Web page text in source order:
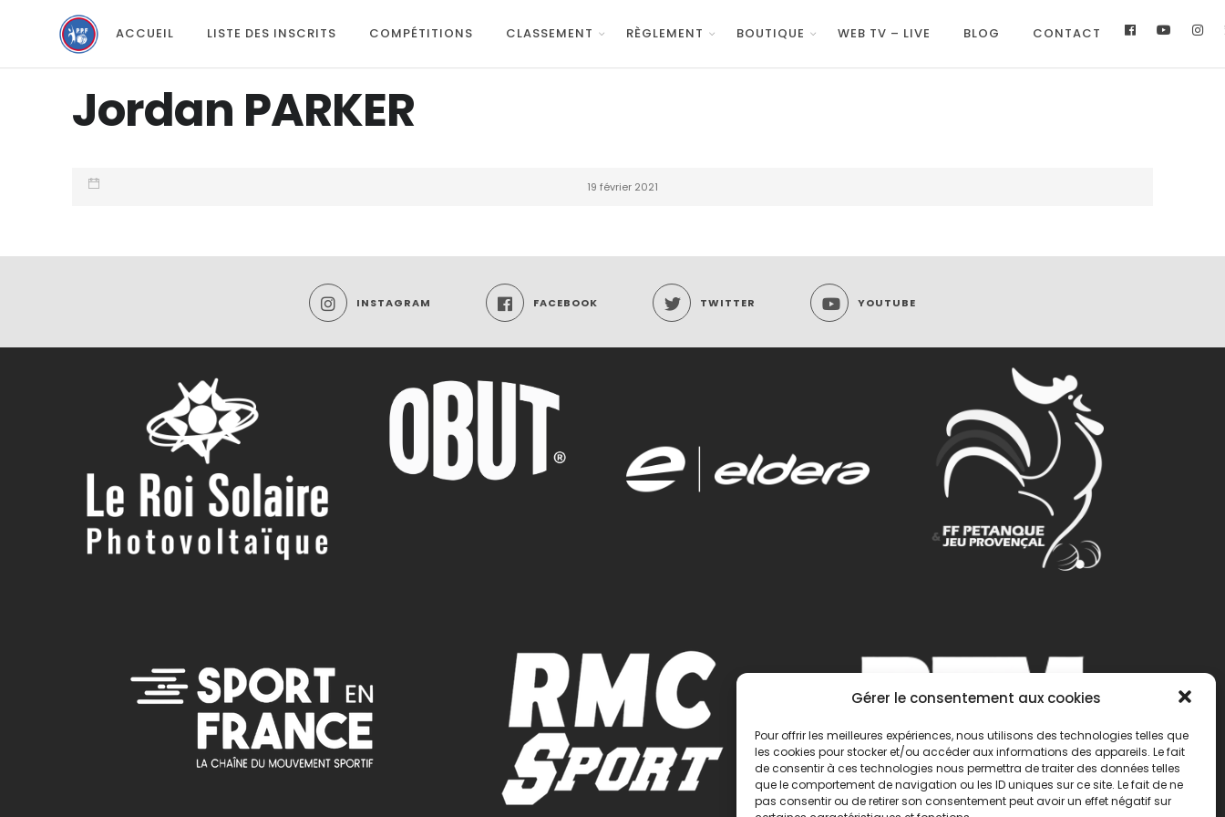
Gérer le consentement aux cookies
Pour offrir les meilleures expériences, nous utilisons des technologies telles que
les cookies pour stocker et/ou accéder aux informations des appareils. Le fait
de consentir à ces technologies nous permettra de traiter des données telles
que le comportement de navigation ou les ID uniques sur ce site. Le fait de ne
pas consentir ou de retirer son consentement peut avoir un effet négatif sur
ACCUEIL LISTE DES INSCRITS COMPÉTITIONS CLASSEMENT RÈGLEMENT BOUTIQUE WEB TV – LIVE BLOG CONTACT
Jordan PARKER
19 février 2021
INSTAGRAM FACEBOOK TWITTER YOUTUBE